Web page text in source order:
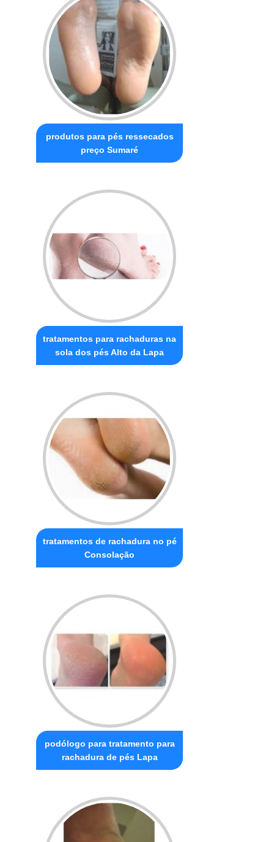
produtos para pés ressecados
preço Sumaré
tratamentos para rachaduras na
sola dos pés Alto da Lapa
tratamentos de rachadura no pé
Consolação
podólogo para tratamento para
rachadura de pés Lapa